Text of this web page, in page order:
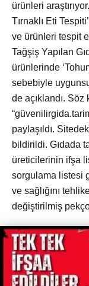
ürünleri
Tırnaklı Eti
ve ürünleri tespit
Tağşiş Yapılan
ürünlerinde
sebebiyle
de açıklandı.
paylaşıldı.
bildirildi. Gıdada
üreticilerinin ifşa
sorgulama listesi
ve sağlığını
değiştirilmiş